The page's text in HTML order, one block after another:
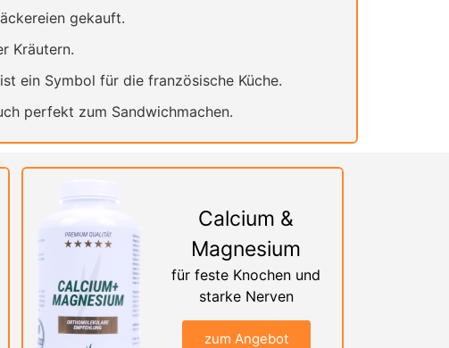
gekauft.
Kräutern.
ein Symbol für die französische Küche.
perfekt zum Sandwichmachen.
Calcium &
Magnesium
für feste Knochen und
starke Nerven
zum Angebot